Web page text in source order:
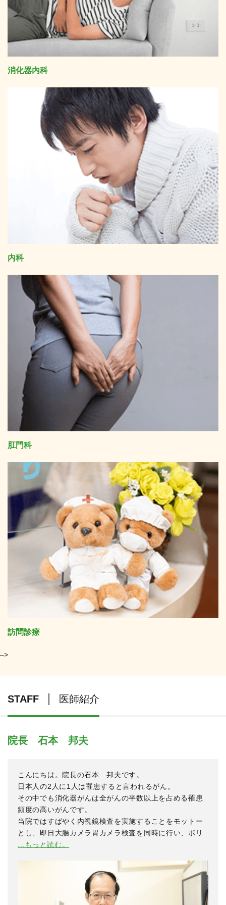
消化器内科
内科
肛門科
訪問診療
–>
STAFF 医師紹介
院長 石本 邦夫
こんにちは。院長の石本 邦夫です。
日本人の2人に1人は罹患すると言われるがん。
その中でも消化器がんは全がんの半数以上を占める罹患
頻度の高いがんです。
当院ではすばやく内視鏡検査を実施することをモットー
とし、即日大腸カメラ胃カメラ検査を同時に行い、ポリ
...もっと読む。